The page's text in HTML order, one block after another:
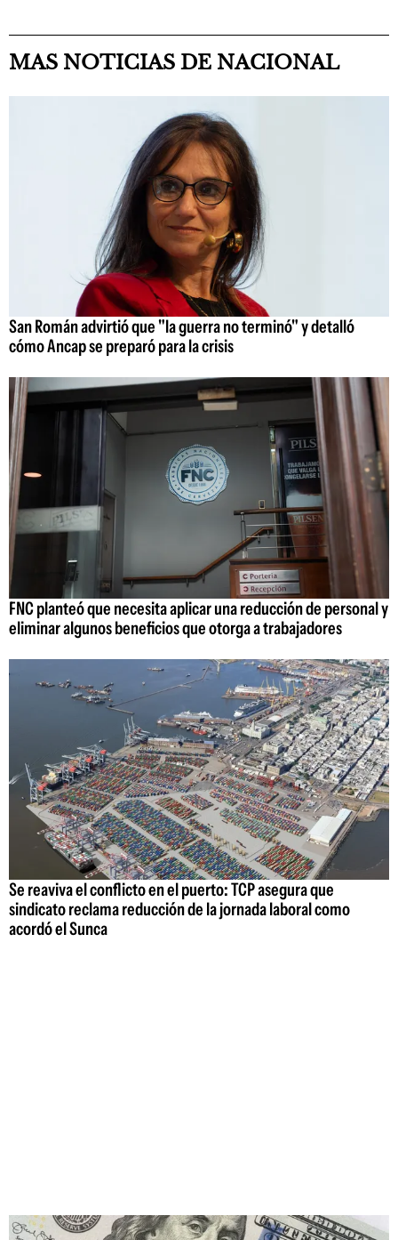
MAS NOTICIAS DE NACIONAL
San Román advirtió que "la guerra no terminó" y detalló
cómo Ancap se preparó para la crisis
FNC planteó que necesita aplicar una reducción de personal y
eliminar algunos beneficios que otorga a trabajadores
Se reaviva el conflicto en el puerto: TCP asegura que
sindicato reclama reducción de la jornada laboral como
acordó el Sunca